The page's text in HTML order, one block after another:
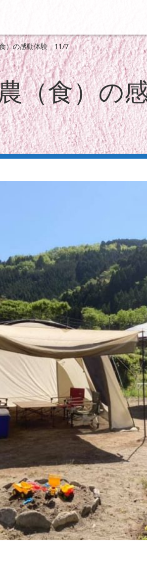
）の感動体験 11/7
（食）の